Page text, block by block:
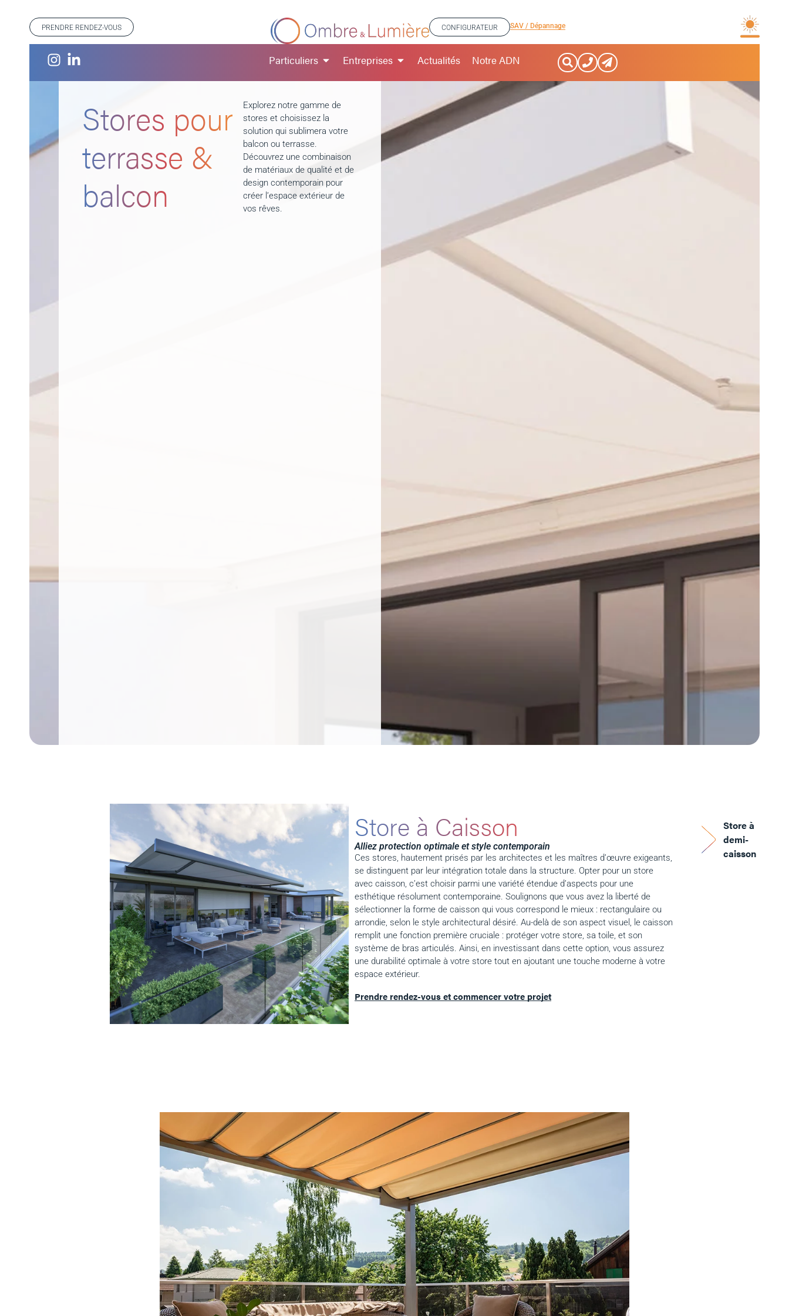
PRENDRE RENDEZ-VOUS CONFIGURATEUR SAV / Dépannage
Particuliers Entreprises Actualités Notre ADN
Stores pour
terrasse &
balcon
Explorez notre gamme de
stores et choisissez la
solution qui sublimera votre
balcon ou terrasse.
Découvrez une combinaison
de matériaux de qualité et de
design contemporain pour
créer l’espace extérieur de
vos rêves.
Store à Caisson
Alliez protection optimale et style contemporain
Ces stores, hautement prisés par les architectes et les maîtres d’œuvre exigeants,
se distinguent par leur intégration totale dans la structure. Opter pour un store
avec caisson, c’est choisir parmi une variété étendue d’aspects pour une
esthétique résolument contemporaine. Soulignons que vous avez la liberté de
sélectionner la forme de caisson qui vous correspond le mieux : rectangulaire ou
arrondie, selon le style architectural désiré. Au-delà de son aspect visuel, le caisson
remplit une fonction première cruciale : protéger votre store, sa toile, et son
système de bras articulés. Ainsi, en investissant dans cette option, vous assurez
une durabilité optimale à votre store tout en ajoutant une touche moderne à votre
espace extérieur.
Prendre rendez-vous et commencer votre projet
Store à
demi-
caisson